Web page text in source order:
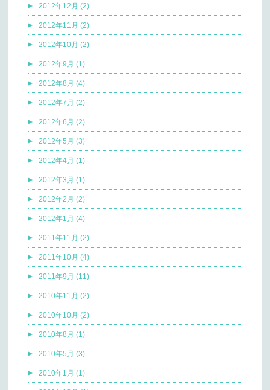
2012年12月 (2)
2012年11月 (2)
2012年10月 (2)
2012年9月 (1)
2012年8月 (4)
2012年7月 (2)
2012年6月 (2)
2012年5月 (3)
2012年4月 (1)
2012年3月 (1)
2012年2月 (2)
2012年1月 (4)
2011年11月 (2)
2011年10月 (4)
2011年9月 (11)
2010年11月 (2)
2010年10月 (2)
2010年8月 (1)
2010年5月 (3)
2010年1月 (1)